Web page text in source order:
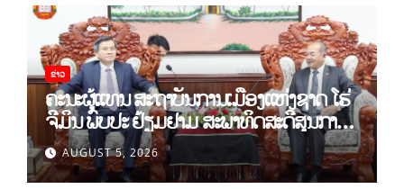
ຂ່າວ
ຄະນະຜູ້ແທນ ສະຖາບັນການເມືອງແຫ່ງຊາດ ໂຮ່
ຈີມິນ ພົບປະ ຢ້ຽມຢາມ ສະພາທິດສະດີສູນກາງ
ພັກAUGUST 5, 2026